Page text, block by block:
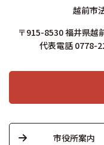
越前市
〒915-8530 福井県越
代表電話 0778-
市役所案内